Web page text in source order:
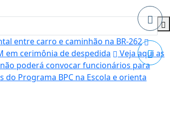
entre carro e caminhão na BR-262
em cerimônia de despedida
Veja aqui as
poderá convocar funcionários para
do Programa BPC na Escola e orienta